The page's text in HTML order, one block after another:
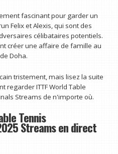
fascinant pour garder un
Felix et Alexis, qui sont des
célibataires potentiels.
créer une affaire de famille au
Doha.
tristement, mais lisez la suite
regarder ITTF World Table
Streams de n'importe où.
Tennis
Streams en direct